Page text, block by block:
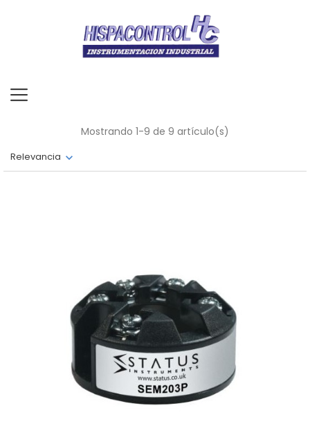
Relevancia
Mostrando 1-9 de 9 artículo(s)